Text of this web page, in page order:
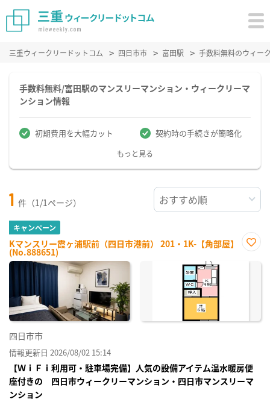
三重ウィークリードットコム 四日市市 富田駅 手数料無料のウィー
手数料無料/富田駅のマンスリーマンション・ウィークリーマ
ンション情報
初期費用を大幅カット 契約時の手続きが簡略化
もっと見る
1 件（1/1ページ）
キャンペーン
Kマンスリー霞ヶ浦駅前（四日市港前） 201・1K-【角部屋】
(No.888651)
に入
四日市市
情報更新日 2026/08/02 15:14
【ＷｉＦｉ利用可・駐車場完備】人気の設備アイテム温水暖房便
座付きの 四日市ウィークリーマンション・四日市マンスリーマ
ンション